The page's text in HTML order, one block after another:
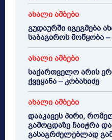
ახალი ამბები
გუდაურში იგეგმება
საბაგიროს მოწყობა –
ახალი ამბები
საქართველო არის
ქვეყანა – კობახიძე
ახალი ამბები
დააკავეს პირი,
გამოცდაზე ჩაიჭრა
გასაგრძელებლად